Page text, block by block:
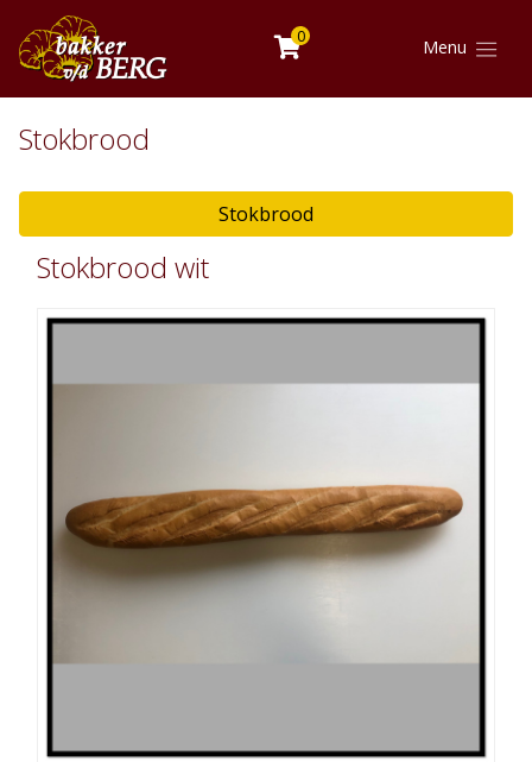
0
Menu
Stokbrood
Stokbrood
Stokbrood wit